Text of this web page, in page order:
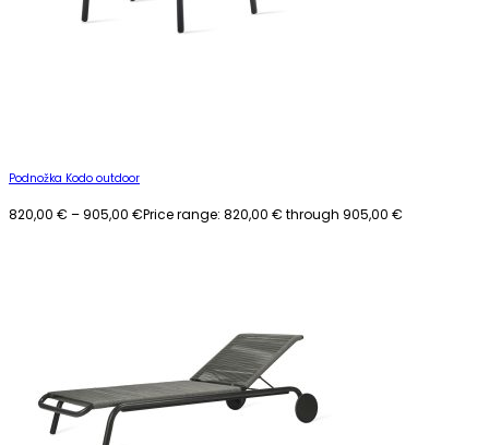
Podnožka Kodo outdoor
820,00 € – 905,00 €Price range: 820,00 € through 905,00 €